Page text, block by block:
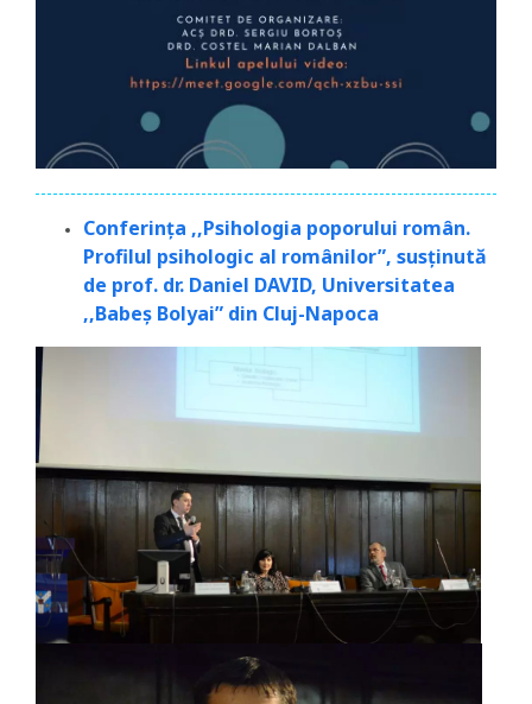
Conferința ,,Psihologia poporului român.
Profilul psihologic al românilor”, susținută
de prof. dr. Daniel DAVID, Universitatea
,,Babeș Bolyai” din Cluj-Napoca